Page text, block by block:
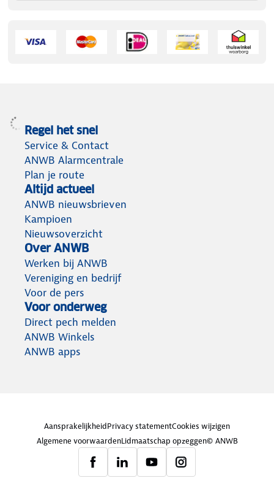
Regel het snel
Service & Contact
ANWB Alarmcentrale
Plan je route
Altijd actueel
ANWB nieuwsbrieven
Kampioen
Nieuwsoverzicht
Over ANWB
Werken bij ANWB
Vereniging en bedrijf
Voor de pers
Voor onderweg
Direct pech melden
ANWB Winkels
ANWB apps
AansprakelijkheidPrivacy statementCookies wijzigen
Algemene voorwaardenLidmaatschap opzeggen© ANWB